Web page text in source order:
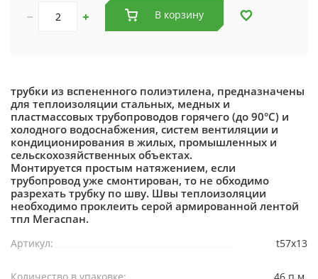
В корзину
трубки из вспененного полиэтилена, предназначены
для теплоизоляции стальных, медных и
пластмассовых трубопроводов горячего (до 90°С) и
холодного водоснабжения, систем вентиляции и
кондиционирования в жилых, промышленных и
сельскохозяйственных объектах.
Монтируется простым натяжением, если
трубопровод уже смонтирован, то не обходимо
разрехать трубку по шву. Швы теплоизоляции
необходимо проклеить серой армированной лентой
тпл Мегаспан.
Артикул: t57x13